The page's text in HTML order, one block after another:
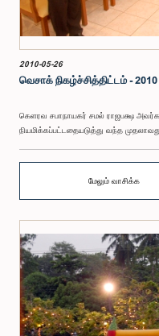
2010-05-26
வெசாக் நிகழ்ச்சித்திட்டம் - 2010
கெளரவ சபாநாயகர் சமல் ராஜபக்ஷ
நியமிக்கப்பட்டதையடுத்து வந்த
மேலும் வாசிக்க